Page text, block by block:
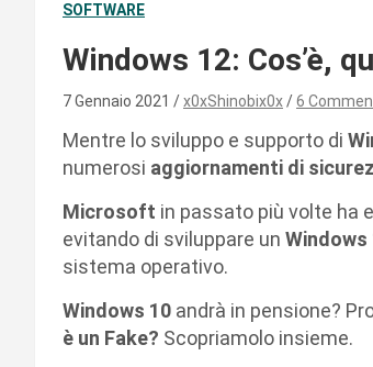
SOFTWARE
Windows 12: Cos’è,
7 Gennaio 2021 x0xShinobix0x 6
Mentre lo sviluppo e supporto di
numerosi aggiornamenti di
Microsoft in passato più volte ha
evitando di sviluppare un Windows
sistema operativo.
Windows 10 andrà in pensione?
è un Fake? Scopriamolo insieme.